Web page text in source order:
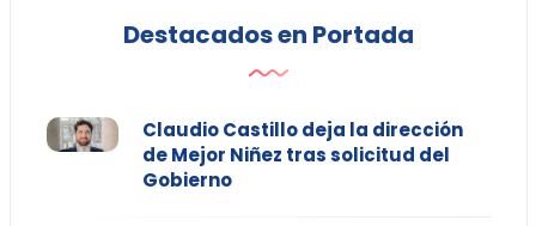
Destacados en Portada
Claudio Castillo deja la dirección
de Mejor Niñez tras solicitud del
Gobierno